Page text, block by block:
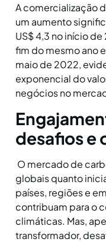
A comercialização
um aumento
US$ 4,3 no início
fim do mesmo ano
maio de 2022,
exponencial do
negócios no
desafios e
O mercado de
globais quanto
países, regiões e
contribuam para o
climáticas. Mas,
transformador,